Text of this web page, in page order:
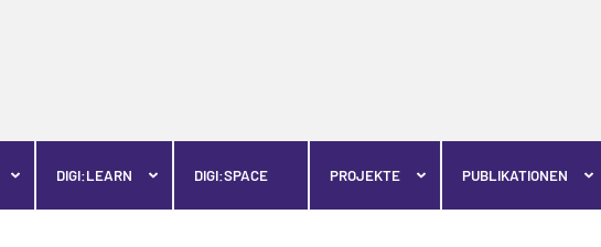
DIGI:LEARN DIGI:SPACE PROJEKTE PUBLIKATIONEN